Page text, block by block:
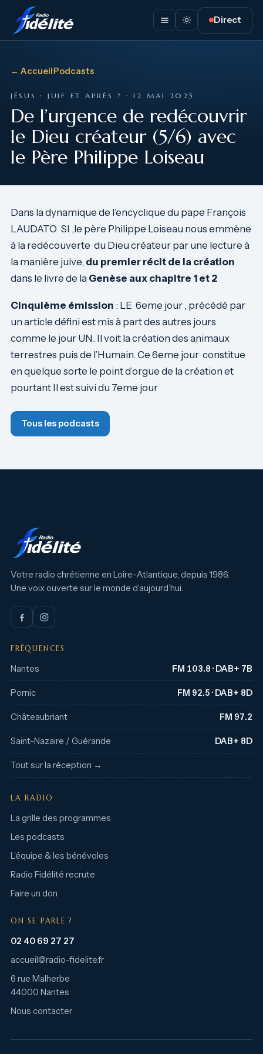
Direct
← Accueil·Podcasts
JÉSUS : JUIF ET APRÈS ? · 12 MAI 2025
De l’urgence de redécouvrir
le Dieu créateur (5/6) avec
le Père Philippe Loiseau
Dans la dynamique de l’encyclique du pape François
LAUDATO SI ,le père Philippe Loiseau nous emmène
à la redécouverte du Dieu créateur par une lecture à
la manière juive, du premier récit de la création
dans le livre de la Genèse aux chapitre 1 et 2
Cinquième émission : LE 6eme jour , précédé par
un article défini est mis à part des autres jours
comme le jour UN. Il voit la création des animaux
terrestres puis de l’Humain. Ce 6eme jour constitue
en quelque sorte le point d’orgue de la création et
pourtant Il est suivi du 7eme jour
Tous les podcasts
Votre radio chrétienne en Loire-Atlantique, depuis 1986.
Une voix ouverte sur le monde d’aujourd’hui.
FRÉQUENCES
Nantes FM 103.8 · DAB+ 7B
Pornic FM 92.5 · DAB+ 8D
Châteaubriant FM 97.2
Saint-Nazaire / Guérande DAB+ 8D
Tout sur la réception →
LA RADIO
La grille des programmes
Les podcasts
L’équipe & les bénévoles
Radio Fidélité recrute
Faire un don
ON SE PARLE ?
02 40 69 27 27
accueil@radio-fidelite.fr
6 rue Malherbe
44000 Nantes
Nous contacter